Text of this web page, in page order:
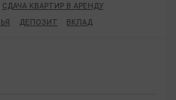
СДАЧА КВАРТИР В АРЕНДУ
ДЕПОЗИТ ВКЛАД